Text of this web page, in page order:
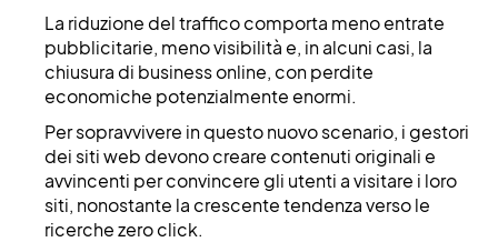
La riduzione del traffico comporta meno entrate
pubblicitarie, meno visibilità e, in alcuni casi, la
chiusura di business online, con perdite
economiche potenzialmente enormi.
Per sopravvivere in questo nuovo scenario, i gestori
dei siti web devono creare contenuti originali e
avvincenti per convincere gli utenti a visitare i loro
siti, nonostante la crescente tendenza verso le
ricerche zero click.